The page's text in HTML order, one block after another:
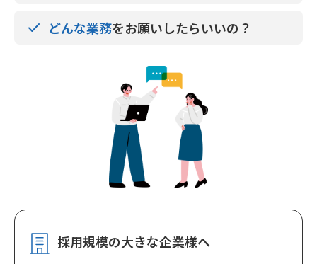
どんな業務をお願いしたらいいの？
採用規模の大きな企業様へ